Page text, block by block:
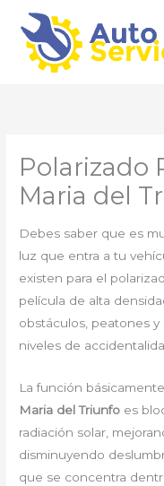
contenido
Polarizado
Maria del
Debes saber que es
luz que entra a tu
existen para el
película de alta
obstáculos, peatones
niveles de
La función
Maria del Triunfo es
radiación solar,
disminuyendo
que se concentra